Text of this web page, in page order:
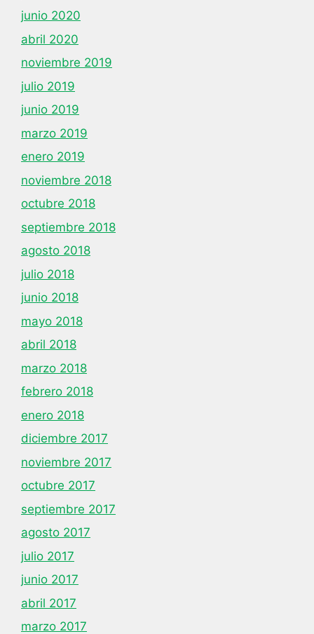
junio 2020
abril 2020
noviembre 2019
julio 2019
junio 2019
marzo 2019
enero 2019
noviembre 2018
octubre 2018
septiembre 2018
agosto 2018
julio 2018
junio 2018
mayo 2018
abril 2018
marzo 2018
febrero 2018
enero 2018
diciembre 2017
noviembre 2017
octubre 2017
septiembre 2017
agosto 2017
julio 2017
junio 2017
abril 2017
marzo 2017